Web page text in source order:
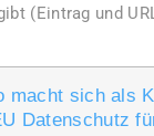
(Eintrag und
macht sich als
Datenschutz